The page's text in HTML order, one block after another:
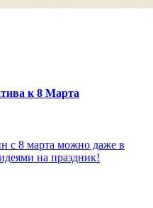
к 8 Марта
с 8 марта можно даже в
на праздник!